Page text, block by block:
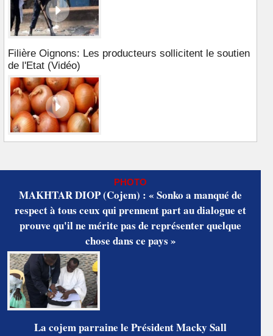
Filière Oignons: Les producteurs sollicitent le soutien
de l'Etat (Vidéo)
PHOTO
MAKHTAR DIOP (Cojem) : « Sonko a manqué de
respect à tous ceux qui prennent part au dialogue et
prouve qu'il ne mérite pas de représenter quelque
chose dans ce pays »
La cojem parraine le Président Macky Sall